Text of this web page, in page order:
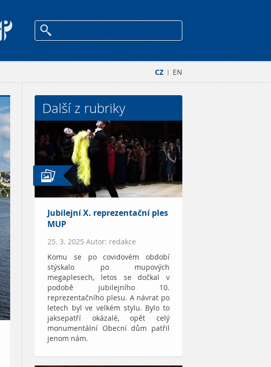
CZ | EN
Další z rubriky
Jubilejní X. reprezentační ples
MUP
25. 3. 2025 Autor: redakce
Komu se po covidovém období
stýskalo po mupových
megaplesech, letos se dočkal v
podobě jubilejního 10.
reprezentačního plesu. A návrat po
letech byl ve velkém stylu. Bylo to
jaksepatří okázalé, opět celý
monumentální Obecní dům patřil
jenom nám.